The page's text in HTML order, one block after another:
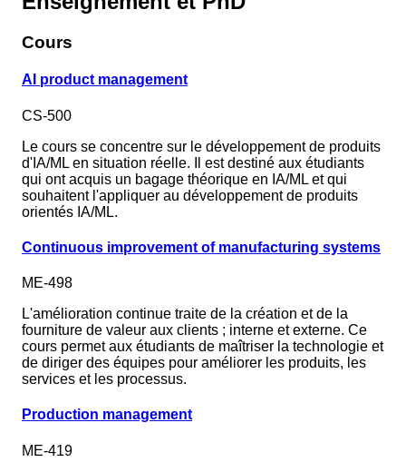
Cours
AI product management
CS-500
Le cours se concentre sur le développement de produits
d'IA/ML en situation réelle. Il est destiné aux étudiants
qui ont acquis un bagage théorique en IA/ML et qui
souhaitent l'appliquer au développement de produits
orientés IA/ML.
Continuous improvement of manufacturing systems
ME-498
L'amélioration continue traite de la création et de la
fourniture de valeur aux clients ; interne et externe. Ce
cours permet aux étudiants de maîtriser la technologie et
de diriger des équipes pour améliorer les produits, les
services et les processus.
Production management
ME-419